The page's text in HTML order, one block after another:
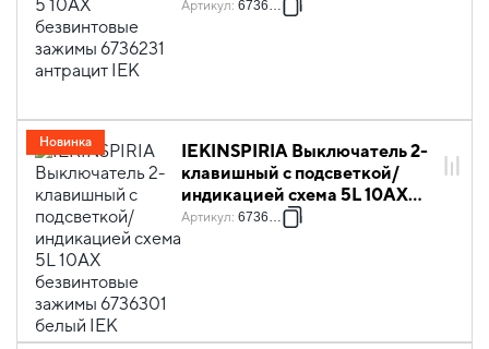
антрацит IEK
Артикул: 6736231
IEKINSPIRIA Выключатель 2-
клавишный с подсветкой/
индикацией схема 5L 10АХ
безвинтовые зажимы 6736301
Артикул: 6736301
Новинка